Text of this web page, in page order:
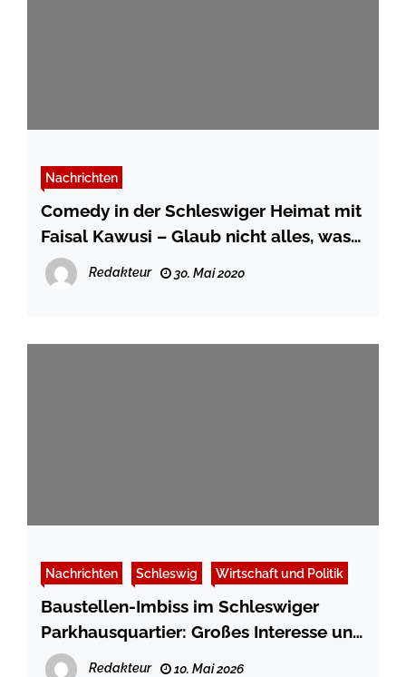
Nachrichten
Comedy in der Schleswiger Heimat mit
Faisal Kawusi – Glaub nicht alles, was
du denkst
Redakteur 30. Mai 2020
Nachrichten Schleswig Wirtschaft und Politik
Baustellen-Imbiss im Schleswiger
Parkhausquartier: Großes Interesse und
positive Resonanz
Redakteur 10. Mai 2026